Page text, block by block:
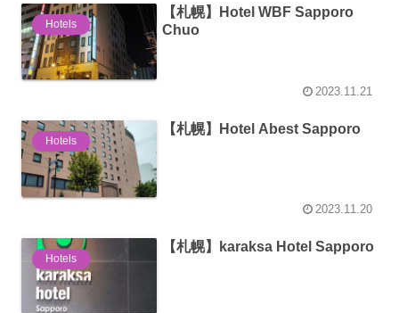
Hotels
【札幌】Hotel WBF Sapporo
Chuo
2023.11.21
Hotels
【札幌】Hotel Abest Sapporo
2023.11.20
Hotels
【札幌】karaksa Hotel Sapporo